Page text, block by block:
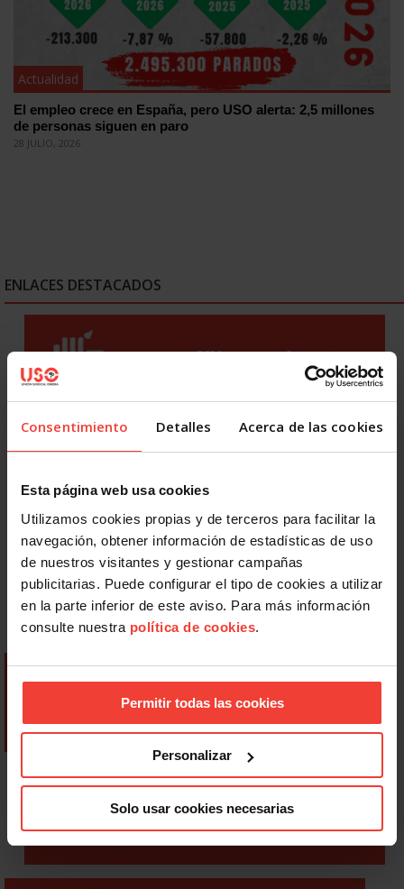
Consentimiento Detalles Acerca de las cookies
Esta página web usa cookies
Utilizamos cookies propias y de terceros para facilitar la
navegación, obtener información de estadísticas de uso
de nuestros visitantes y gestionar campañas
publicitarias. Puede configurar el tipo de cookies a utilizar
en la parte inferior de este aviso. Para más información
consulte nuestra política de cookies.
Permitir todas las cookies
Personalizar
Solo usar cookies necesarias
Actualidad
El empleo crece en España, pero USO alerta: 2,5 millones
de personas siguen en paro
28 JULIO, 2026
ENLACES DESTACADOS